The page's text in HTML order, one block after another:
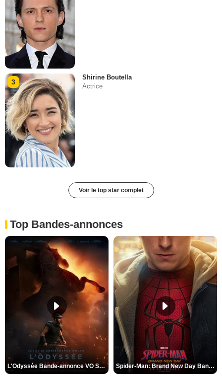
3
Shirine Boutella
Actrice
Voir le top star complet
Top Bandes-annonces
L'Odyssée Bande-annonce VO STFR Spider-Man: Brand New Day Bande-annonce VO STFR